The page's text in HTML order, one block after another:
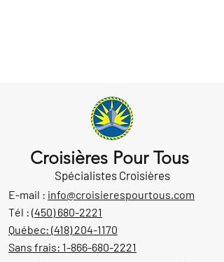
Croisières Pour Tous
Spécialistes Croisières
E-mail : info@croisierespourtous.com
Tél : (450) 680-2221
Québec: (418) 204-1170
Sans frais: 1-866-680-2221